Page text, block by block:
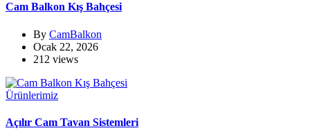
Cam Balkon Kış Bahçesi
By CamBalkon
Ocak 22, 2026
212 views
Ürünlerimiz
Açılır Cam Tavan Sistemleri